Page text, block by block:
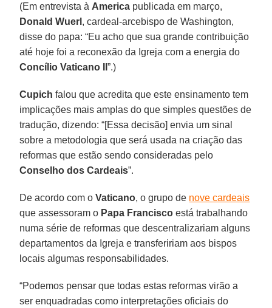
(Em entrevista à America publicada em março,
Donald Wuerl , cardeal-arcebispo de Washington,
disse do papa: “Eu acho que sua grande contribuição
até hoje foi a reconexão da Igreja com a energia do
Concílio Vaticano II”.)
Cupich falou que acredita que este ensinamento tem
implicações mais amplas do que simples questões de
tradução, dizendo: “[Essa decisão] envia um sinal
sobre a metodologia que será usada na criação das
reformas que estão sendo consideradas pelo
Conselho dos Cardeais”.
De acordo com oVaticano, o grupo de nove cardeais
que assessoram o Papa Francisco está trabalhando
numa série de reformas que descentralizariam alguns
departamentos da Igreja e transfeririam aos bispos
locais algumas responsabilidades.
“Podemos pensar que todas estas reformas virão a
ser enquadradas como interpretações oficiais do